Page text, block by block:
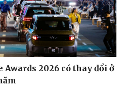
Awards 2026 có thay đổi ở